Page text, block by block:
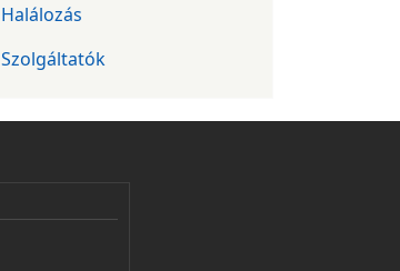
Halálozás
Szolgáltatók